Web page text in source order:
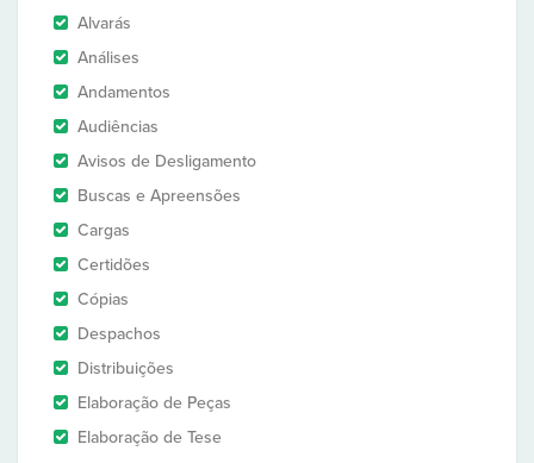
Alvarás
Análises
Andamentos
Audiências
Avisos de Desligamento
Buscas e Apreensões
Cargas
Certidões
Cópias
Despachos
Distribuições
Elaboração de Peças
Elaboração de Tese